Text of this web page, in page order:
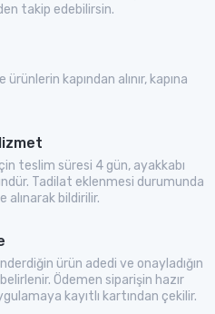
takip edebilirsin.
kapından alınır, kapına
teslim süresi 4 gün, ayakkabı
Tadilat eklenmesi durumunda
bildirilir.
ürün adedi ve onayladığın
Ödemen siparişin hazır
kayıtlı kartından çekilir.